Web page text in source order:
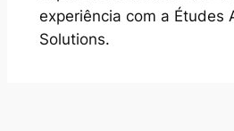
experiência com a Études
Solutions.